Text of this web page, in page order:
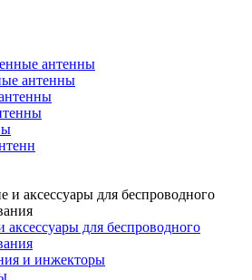
антенны
антенны
для беспроводного
и инжекторы